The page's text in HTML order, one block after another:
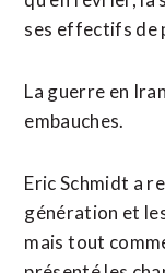
ses ⁠effectifs de
La guerre en
embauches.
Eric Schmidt a
génération et
mais ⁠tout